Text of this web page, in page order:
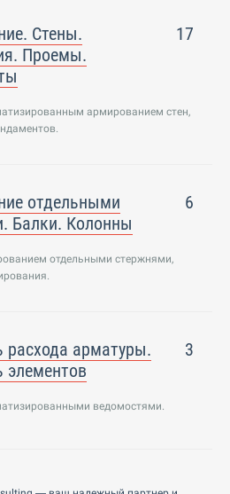
Стены.
Проемы.
17
армированием стен,
отдельными
Балки. Колонны
6
отдельными стержнями,
расхода арматуры.
элементов
3
ведомостями.